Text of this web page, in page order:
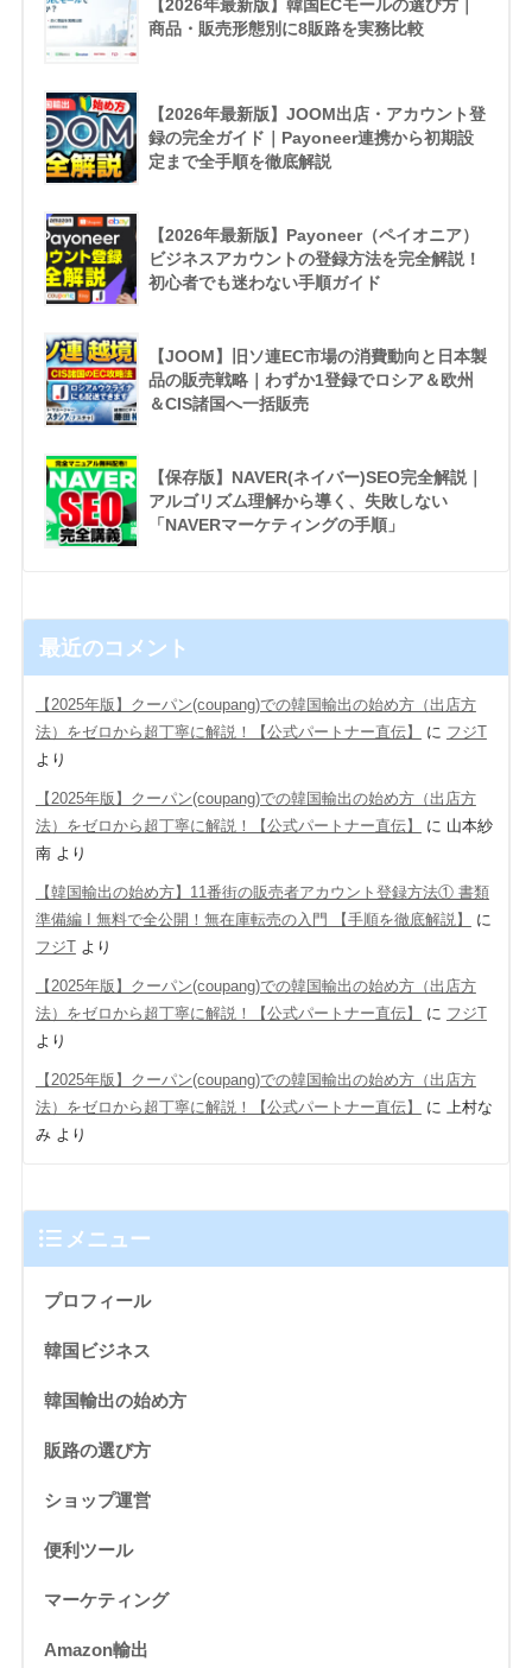
【2026年最新版】韓国ECモールの選び方｜
商品・販売形態別に8販路を実務比較
【2026年最新版】JOOM出店・アカウント登
録の完全ガイド｜Payoneer連携から初期設
定まで全手順を徹底解説
【2026年最新版】Payoneer（ペイオニア）
ビジネスアカウントの登録方法を完全解説！
初心者でも迷わない手順ガイド
【JOOM】旧ソ連EC市場の消費動向と日本製
品の販売戦略｜わずか1登録でロシア＆欧州
＆CIS諸国へ一括販売
【保存版】NAVER(ネイバー)SEO完全解説｜
アルゴリズム理解から導く、失敗しない
「NAVERマーケティングの手順」
最近のコメント
【2025年版】クーパン(coupang)での韓国輸出の始め方（出店方
法）をゼロから超丁寧に解説！【公式パートナー直伝】
に フジT
より
【2025年版】クーパン(coupang)での韓国輸出の始め方（出店方
法）をゼロから超丁寧に解説！【公式パートナー直伝】
に 山本紗
南より
【韓国輸出の始め方】11番街の販売者アカウント登録方法① 書類
準備編 Ι 無料で全公開！無在庫転売の入門 【手順を徹底解説】
に
フジTより
【2025年版】クーパン(coupang)での韓国輸出の始め方（出店方
法）をゼロから超丁寧に解説！【公式パートナー直伝】
に フジT
より
【2025年版】クーパン(coupang)での韓国輸出の始め方（出店方
法）をゼロから超丁寧に解説！【公式パートナー直伝】
に
上村な
みより
メニュー
プロフィール
韓国ビジネス
韓国輸出の始め方
販路の選び方
ショップ運営
便利ツール
マーケティング
Amazon輸出